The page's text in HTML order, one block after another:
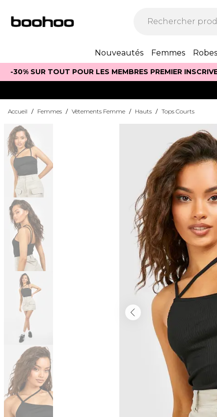
Nouveautés Femmes Robes
-30% SUR TOUT POUR LES MEMBRES PREMIER
Accueil / Femmes / Vêtements Femme / Hauts / Tops Courts